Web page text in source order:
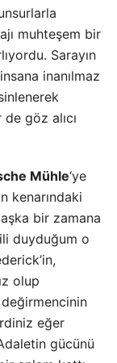
muhteşem bir
Sarayın
inanılmaz
göz alıcı
Mühle‘ye
kenarındaki
bir zamana
duyduğum o
olup
eğer
gücünü